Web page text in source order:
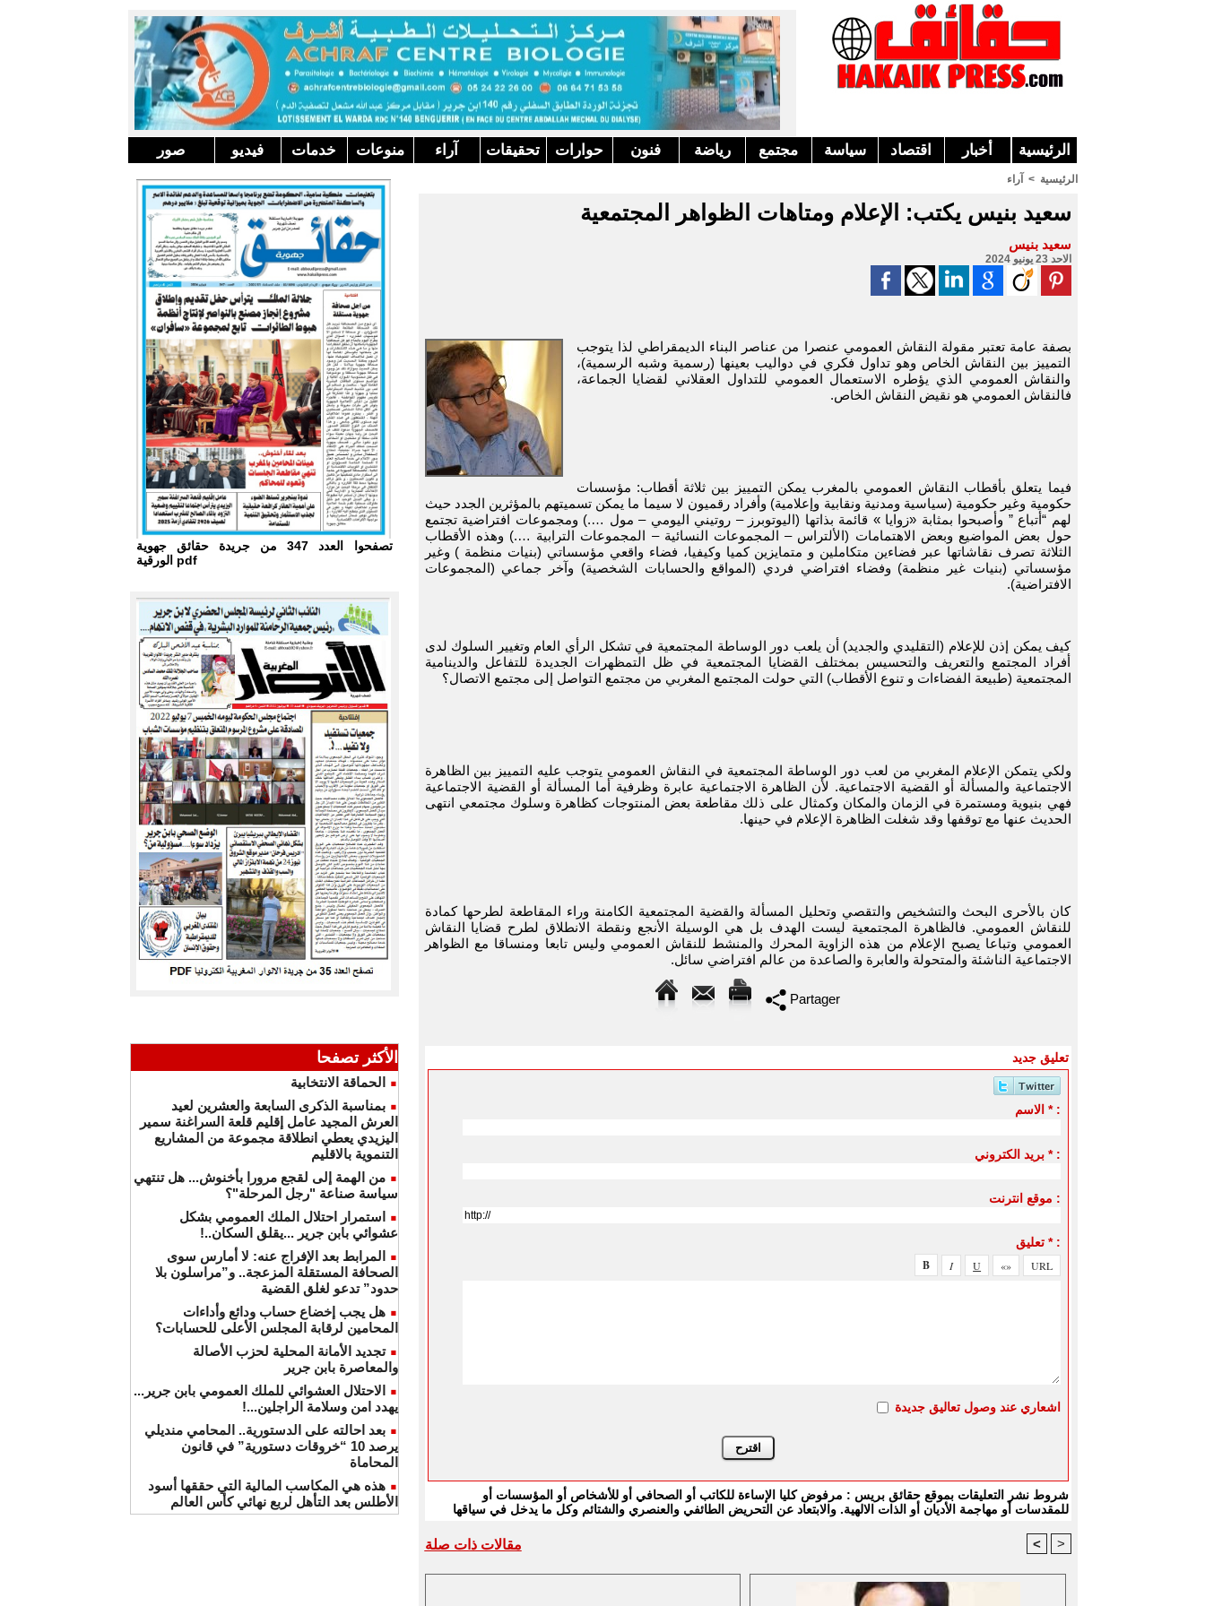
الرئيسية أخبار اقتصاد سياسة مجتمع رياضة فنون حوارات تحقيقات آراء منوعات خدمات فيديو صور
تصفحوا العدد 347 من جريدة حقائق جهوية
الورقية pdf
الأكثر تصفحا
الحماقة الانتخابية
بمناسبة الذكرى السابعة والعشرين لعيد
العرش المجيد عامل إقليم قلعة السراغنة سمير
اليزيدي يعطي انطلاقة مجموعة من المشاريع
التنموية بالاقليم
من الهمة إلى لقجع مرورا بأخنوش... هل تنتهي
سياسة صناعة "رجل المرحلة"؟
استمرار احتلال الملك العمومي بشكل
عشوائي بابن جرير ...يقلق السكان..!
المرابط بعد الإفراج عنه: لا أمارس سوى
الصحافة المستقلة المزعجة.. و”مراسلون بلا
حدود” تدعو لغلق القضية
هل يجب إخضاع حساب ودائع وأداءات
المحامين لرقابة المجلس الأعلى للحسابات؟
تجديد الأمانة المحلية لحزب الأصالة
والمعاصرة بابن جرير
الاحتلال العشوائي للملك العمومي بابن جرير...
يهدد امن وسلامة الراجلين...!
بعد احالته على الدستورية.. المحامي منديلي
يرصد 10 “خروقات دستورية” في قانون
المحاماة
هذه هي المكاسب المالية التي حققها أسود
الأطلس بعد التأهل لربع نهائي كأس العالم
الرئيسية > آراء
سعيد بنيس يكتب: الإعلام ومتاهات الظواهر المجتمعية
سعيد بنيس
الاحد 23 يونيو 2024
بصفة عامة تعتبر مقولة النقاش العمومي عنصرا من عناصر البناء الديمقراطي لذا يتوجب
التمييز بين النقاش الخاص وهو تداول فكري في دواليب بعينها (رسمية وشبه الرسمية)،
والنقاش العمومي الذي يؤطره الاستعمال العمومي للتداول العقلاني لقضايا الجماعة،
فالنقاش العمومي هو نقيض النقاش الخاص.
فيما يتعلق بأقطاب النقاش العمومي بالمغرب يمكن التمييز بين ثلاثة أقطاب: مؤسسات
حكومية وغير حكومية (سياسية ومدنية ونقابية وإعلامية) وأفراد رقميون لا سيما ما يمكن تسميتهم بالمؤثرين الجدد حيث
لهم “أتباع ” وأصبحوا بمثابة «زوايا » قائمة بذاتها (اليوتوبرز – روتيني اليومي – مول ….) ومجموعات افتراضية تجتمع
حول بعض المواضيع وبعض الاهتمامات (الألتراس – المجموعات النسائية – المجموعات الترابية ….) وهذه الأقطاب
الثلاثة تصرف نقاشاتها عبر فضاءين متكاملين و متمايزين كميا وكيفيا، فضاء واقعي مؤسساتي (بنيات منظمة ) وغير
مؤسساتي (بنيات غير منظمة) وفضاء افتراضي فردي (المواقع والحسابات الشخصية) وآخر جماعي (المجموعات
الافتراضية).
كيف يمكن إذن للإعلام (التقليدي والجديد) أن يلعب دور الوساطة المجتمعية في تشكل الرأي العام وتغيير السلوك لدى
أفراد المجتمع والتعريف والتحسيس بمختلف القضايا المجتمعية في ظل التمظهرات الجديدة للتفاعل والدينامية
المجتمعية (طبيعة الفضاءات و تنوع الأقطاب) التي حولت المجتمع المغربي من مجتمع التواصل إلى مجتمع الاتصال؟
ولكي يتمكن الإعلام المغربي من لعب دور الوساطة المجتمعية في النقاش العمومي يتوجب عليه التمييز بين الظاهرة
الاجتماعية والمسألة أو القضية الاجتماعية. لأن الظاهرة الاجتماعية عابرة وظرفية أما المسألة أو القضية الاجتماعية
فهي بنيوية ومستمرة في الزمان والمكان وكمثال على ذلك مقاطعة بعض المنتوجات كظاهرة وسلوك مجتمعي انتهى
الحديث عنها مع توقفها وقد شغلت الظاهرة الإعلام في حينها.
كان بالأحرى البحث والتشخيص والتقصي وتحليل المسألة والقضية المجتمعية الكامنة وراء المقاطعة لطرحها كمادة
للنقاش العمومي. فالظاهرة المجتمعية ليست الهدف بل هي الوسيلة الأنجع ونقطة الانطلاق لطرح قضايا النقاش
العمومي وتباعا يصبح الإعلام من هذه الزاوية المحرك والمنشط للنقاش العمومي وليس تابعا ومنساقا مع الظواهر
الاجتماعية الناشئة والمتحولة والعابرة والصاعدة من عالم افتراضي سائل.
Partager
تعليق جديد
الاسم * :
بريد الكتروني * :
موقع انترنت :
تعليق * :
اشعاري عند وصول تعاليق جديدة
شروط نشر التعليقات بموقع حقائق بريس : مرفوض كليا الإساءة للكاتب أو الصحافي أو للأشخاص أو المؤسسات أو
للمقدسات أو مهاجمة الأديان أو الذات الالهية. والابتعاد عن التحريض الطائفي والعنصري والشتائم وكل ما يدخل في سياقها
مقالات ذات صلة < >